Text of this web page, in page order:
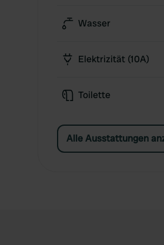
Wasser
Elektrizität (10A)
Toilette
Alle Ausstattungen